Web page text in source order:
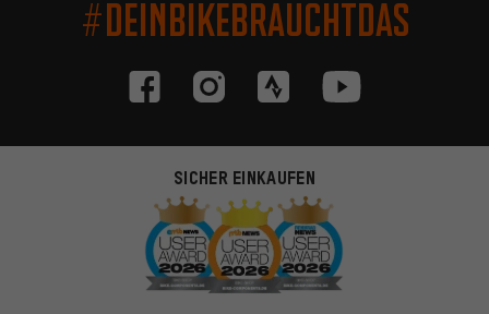
#DEINBIKEBRAUCHTDAS
SICHER EINKAUFEN